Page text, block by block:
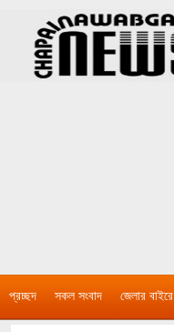
প্রচ্ছদ সকল সংবাদ জেলার বাইরে